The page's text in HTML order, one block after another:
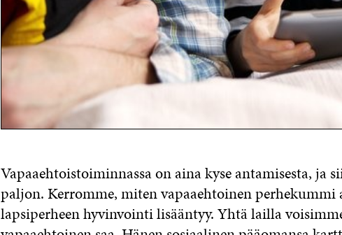
Vapaaehtoistoiminnassa on aina kyse antamisesta, ja
paljon. Kerromme, miten vapaaehtoinen perhekummi
lapsiperheen hyvinvointi lisääntyy. Yhtä lailla